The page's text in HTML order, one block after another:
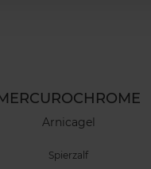
Arnicagel
Spierzalf